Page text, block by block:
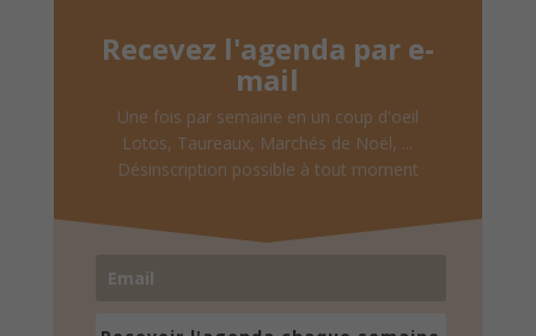
Recevez l'agenda par e-
mail
Une fois par semaine en un coup d'oeil
Lotos, Taureaux, Marchés de Noël, ...
Désinscription possible à tout moment